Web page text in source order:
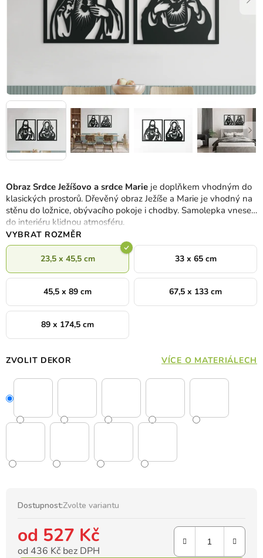
Obraz Srdce Ježíšovo a srdce Marie je doplňkem vhodným do
klasických prostorů. Dřevěný obraz Ježíše a Marie je vhodný na
stěnu do ložnice, obývacího pokoje i chodby. Samolepka vnese
do interiéru klidnou atmosféru.
VYBRAT ROZMĚR
23,5 x 45,5 cm 33 x 65 cm
45,5 x 89 cm 67,5 x 133 cm
89 x 174,5 cm
ZVOLIT DEKOR VÍCE O MATERIÁLECH
Dostupnost:Zvolte variantu
od 527 Kč
od 436 Kč bez DPH